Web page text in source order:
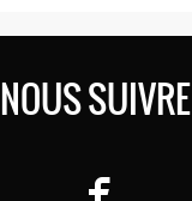
NOUS SUIVRE